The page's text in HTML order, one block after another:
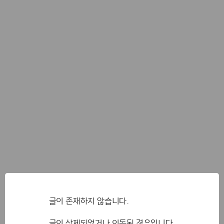
글이 존재하지 않습니다.